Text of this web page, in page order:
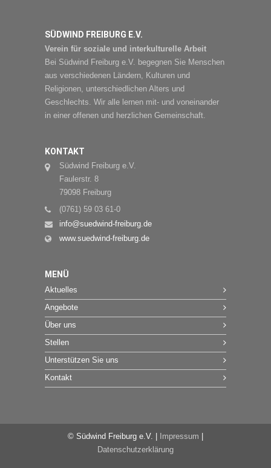
SÜDWIND FREIBURG E.V.
Verein für soziale und interkulturelle Arbeit
Bei Südwind Freiburg e.V. begegnen Sie Menschen
aus verschiedenen Ländern, Kulturen und
Religionen, unterschiedlichen Alters und
Geschlechts. Wir alle lernen mit- und voneinander
in einer offenen und herzlichen Gemeinschaft.
KONTAKT
Südwind Freiburg e.V.
Faulerstr. 8
79098 Freiburg
(0761) 59 03 61-0
info@suedwind-freiburg.de
www.suedwind-freiburg.de
MENÜ
Aktuelles
Angebote
Über uns
Stellen
Unterstützen Sie uns
Kontakt
© Südwind Freiburg e.V. | Impressum
Datenschutzerklärung